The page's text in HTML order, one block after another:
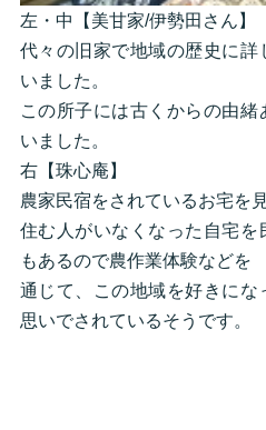
左・中【美甘家/伊勢田さん】
代々の旧家で地域の歴史に詳
いました。
この所子には古くからの由
いました。
右【珠心庵】
農家民宿をされているお宅を
住む人がいなくなった自宅を
もあるので農作業体験などを
通じて、この地域を好きにな
思いでされているそうです。